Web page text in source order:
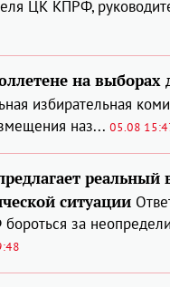
ЦК КПРФ,
на выборах
избирательная
наз... 05.08
реальный
ситуации
за